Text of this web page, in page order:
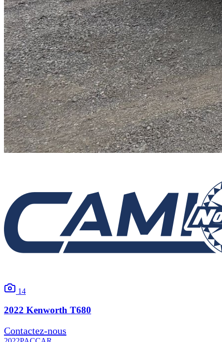
14
2022 Kenworth T680
Contactez-nous